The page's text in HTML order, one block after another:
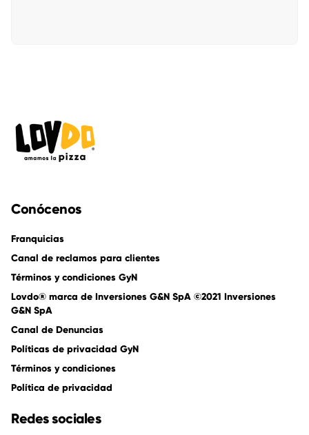
Conócenos
Franquicias
Canal de reclamos para clientes
Términos y condiciones GyN
Lovdo® marca de Inversiones G&N SpA ©2021 Inversiones
G&N SpA
Canal de Denuncias
Políticas de privacidad GyN
Términos y condiciones
Política de privacidad
Redes sociales